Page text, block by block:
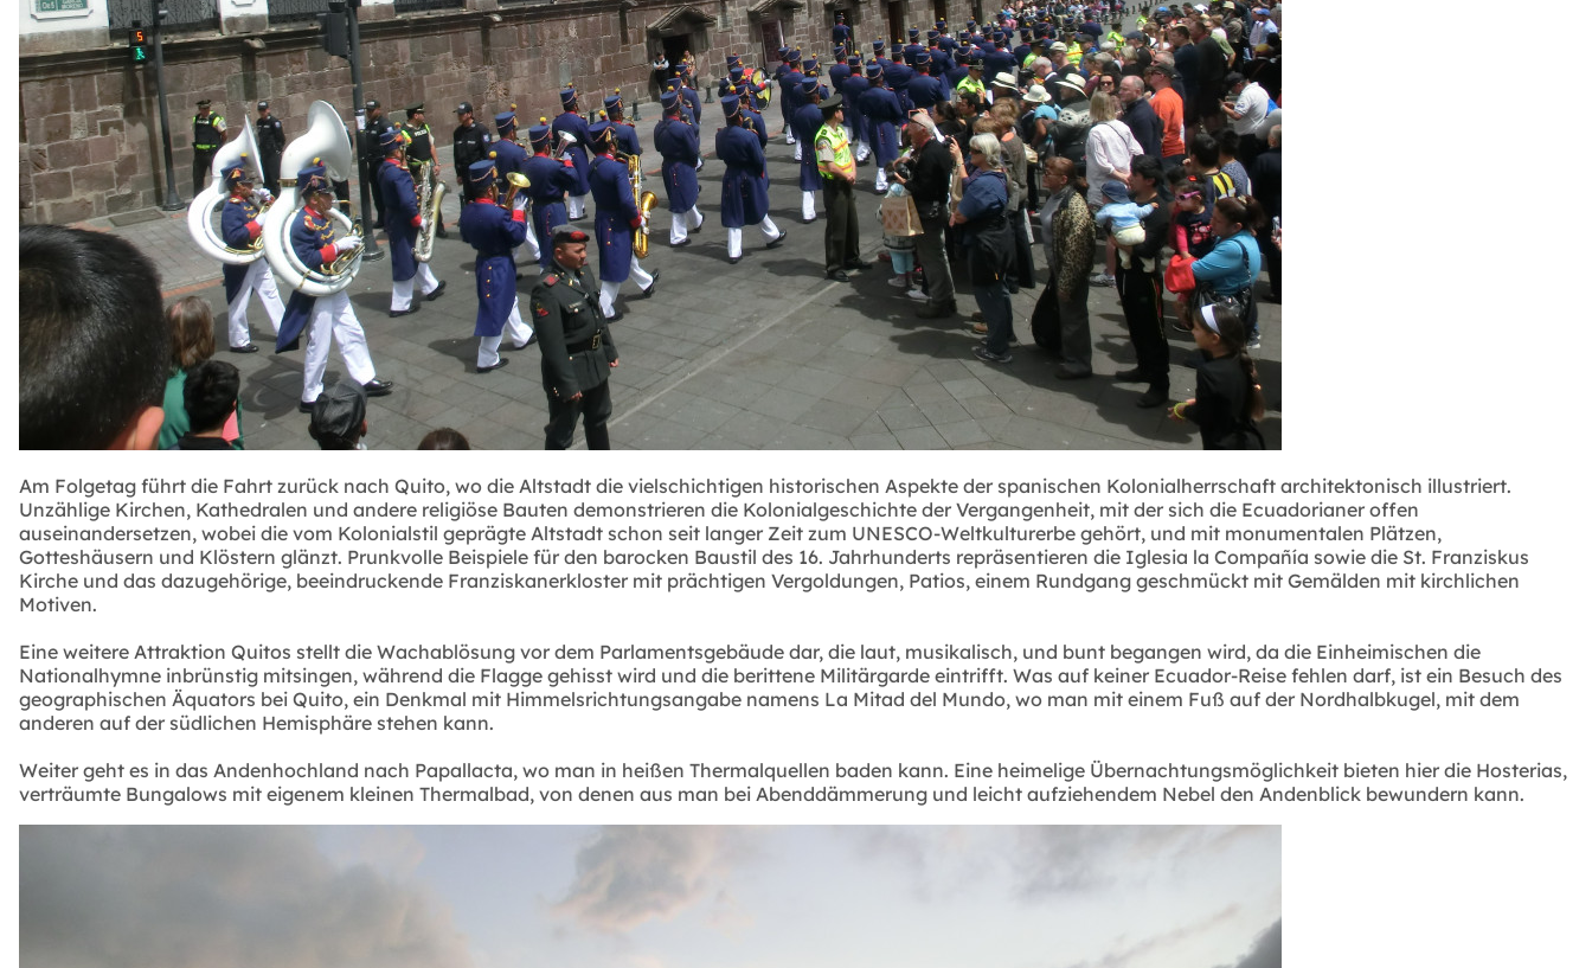
Am Folgetag führt die Fahrt zurück nach Quito, wo die Altstadt die vielschichtigen historischen Aspekte der spanischen Kolonialherrschaft architektonisch illustriert.
Unzählige Kirchen, Kathedralen und andere religiöse Bauten demonstrieren die Kolonialgeschichte der Vergangenheit, mit der sich die Ecuadorianer offen
auseinandersetzen, wobei die vom Kolonialstil geprägte Altstadt schon seit langer Zeit zum UNESCO-Weltkulturerbe gehört, und mit monumentalen Plätzen,
Gotteshäusern und Klöstern glänzt. Prunkvolle Beispiele für den barocken Baustil des 16. Jahrhunderts repräsentieren die Iglesia la Compañía sowie die St. Franziskus
Kirche und das dazugehörige, beeindruckende Franziskanerkloster mit prächtigen Vergoldungen, Patios, einem Rundgang geschmückt mit Gemälden mit kirchlichen
Motiven.
Eine weitere Attraktion Quitos stellt die Wachablösung vor dem Parlamentsgebäude dar, die laut, musikalisch, und bunt begangen wird, da die Einheimischen die
Nationalhymne inbrünstig mitsingen, während die Flagge gehisst wird und die berittene Militärgarde eintrifft. Was auf keiner Ecuador-Reise fehlen darf, ist ein Besuch des
geographischen Äquators bei Quito, ein Denkmal mit Himmelsrichtungsangabe namens La Mitad del Mundo, wo man mit einem Fuß auf der Nordhalbkugel, mit dem
anderen auf der südlichen Hemisphäre stehen kann.
Weiter geht es in das Andenhochland nach Papallacta, wo man in heißen Thermalquellen baden kann. Eine heimelige Übernachtungsmöglichkeit bieten hier die Hosterias,
verträumte Bungalows mit eigenem kleinen Thermalbad, von denen aus man bei Abenddämmerung und leicht aufziehendem Nebel den Andenblick bewundern kann.